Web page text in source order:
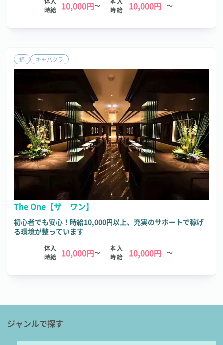
時給
10,000円～
時給
10,000円 ～
錦 キャバクラ
The One【ザ ワン】
初心者でも安心！時給10,000円以上、充実のサポートで稼げ
る環境が整っています
体入
時給
10,000円～
本入
時給
10,000円 ～
ジャンルで探す